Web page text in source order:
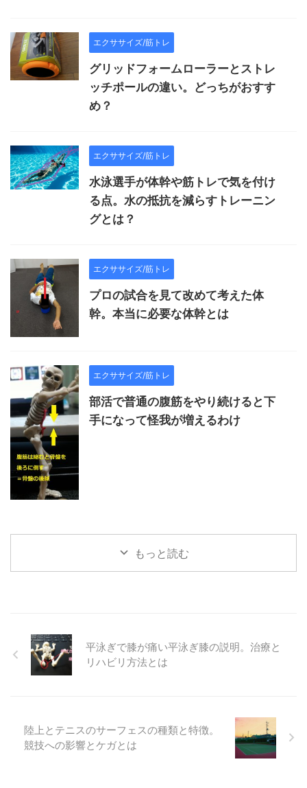
エクササイズ/筋トレ
グリッドフォームローラーとストレ
ッチポールの違い。どっちがおすす
め？
エクササイズ/筋トレ
水泳選手が体幹や筋トレで気を付け
る点。水の抵抗を減らすトレーニン
グとは？
エクササイズ/筋トレ
プロの試合を見て改めて考えた体
幹。本当に必要な体幹とは
エクササイズ/筋トレ
部活で普通の腹筋をやり続けると下
手になって怪我が増えるわけ
もっと読む
平泳ぎで膝が痛い平泳ぎ膝の説明。治療と
リハビリ方法とは
陸上とテニスのサーフェスの種類と特徴。
競技への影響とケガとは